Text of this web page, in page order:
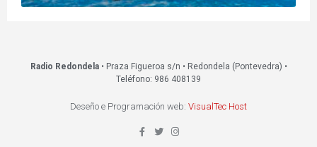
Radio Redondela• Praza Figueroa s/n • Redondela (Pontevedra) •
Teléfono: 986 408139
Deseño e Programación web: VisualTec Host